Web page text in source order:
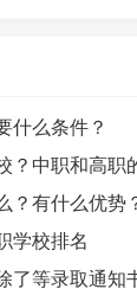
什么条件？
？有什么优势
学校排名